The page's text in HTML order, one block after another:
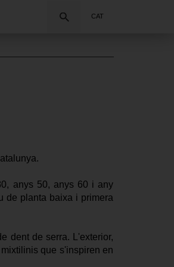
CAT
anys 50, anys 60 i any
de planta baixa i primera
dent de serra. L'exterior,
que s'inspiren en